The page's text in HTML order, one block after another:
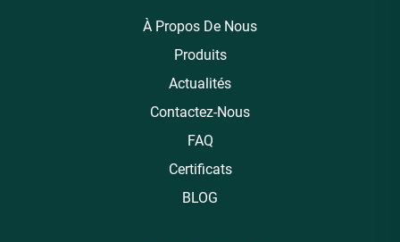
À Propos De Nous
Produits
Actualités
Contactez-Nous
FAQ
Certificats
BLOG